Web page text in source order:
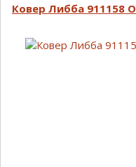
Ковер Либба 911158 O